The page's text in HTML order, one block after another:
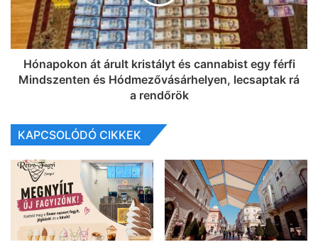
Hónapokon át árult kristályt és cannabist egy férfi
Mindszenten és Hódmezővásárhelyen, lecsaptak rá
a rendőrök
KAPCSOLÓDÓ CIKKEK